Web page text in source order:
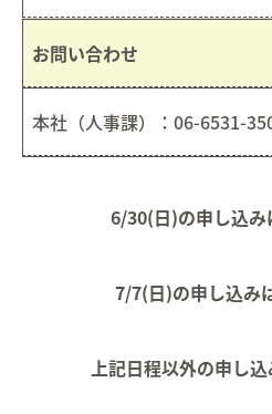
お問い合わせ
本社（人事課）：06-6531-
6/30(日)の申し込み
7/7(日)の申し込み
上記日程以外の申し